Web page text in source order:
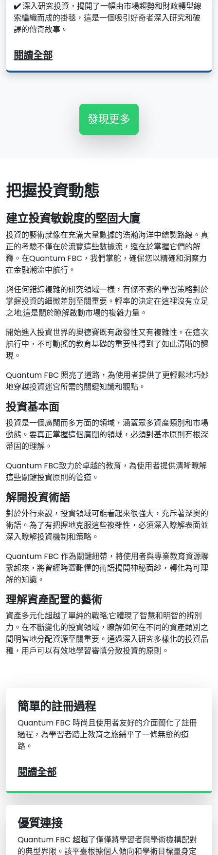
✔️深入研究投資，揭開了一幅由市場趨勢和財政轉型線
索編織而成的掛毯，這是一個吸引好奇者深入研究和破
譯的傳奇故事。
閱讀全部
發現更多
把握投資動態
建立投資敏銳度的堅固大廈
投資的藝術就像在充滿大量數據的浩瀚海洋中繪製路線。真
正的考驗不僅在於流覽這些數據流，還在於掌握它們的解
釋。在Quantum FBC，我們掌舵，確保您以精確和洞察力
在金融潮流中航行。
與任何錯綜複雜的研究領域一樣，有條不紊的學習策略對於
掌握投資的細微差別至關重要。輕率的決定在這裡沒有立足
之地;這是關於瞭解啟動市場的複雜力量。
開始進入投資世界的奧德賽既有啟發性又有複雜性。在這次
航行中，不可動搖的教育基礎的重要性得到了如此清晰的體
現。
Quantum FBC 照亮了道路，為使用者提供了更輕鬆地巧妙
地穿越投資迷宮所需的關鍵知識和觀點。
投資基本面
投資是一個廣闊而多方面的領域，涵蓋眾多資產類別和市場
動態。要真正掌握這個廣闊的領域，必須對基本原則有根深
蒂固的理解。
Quantum FBC致力於卓越的教育，為使用者提供清晰瞭解
這些關鍵投資原則的管道。
解開投資術語
對於外行來說，投資領域可能看起來很強大，充斥著深奧的
術語。為了有把握地克服這些複雜性，必須深入瞭解表面並
深入瞭解投資機制和策略。
Quantum FBC 作為關鍵紐帶，將使用者與專業教育資源聯
繫起來，將曾經晦澀難懂的術語揭開神秘面紗，轉化為可理
解的知識。
理解資產配置的藝術
資產多元化超越了單純的戰略;它體現了智慧和明智的辨別
力。在不斷變化的投資領域，瞭解如何在不同的資產類別之
間明智地分配資源至關重要。通過深入研究多樣化的投資品
種，用戶可以有效地學習審慎分散投資的原則。
簡單的註冊過程
Quantum FBC 時尚且使用者友好的介面簡化了註冊
過程，為學習者踏上教育之旅鋪平了一條無縫的道
路。
閱讀全部
優質連接
Quantum FBC 超越了僅僅將學習者與學術機構配對
的典型界限。該平臺根據個人傾向和學術目標量身定